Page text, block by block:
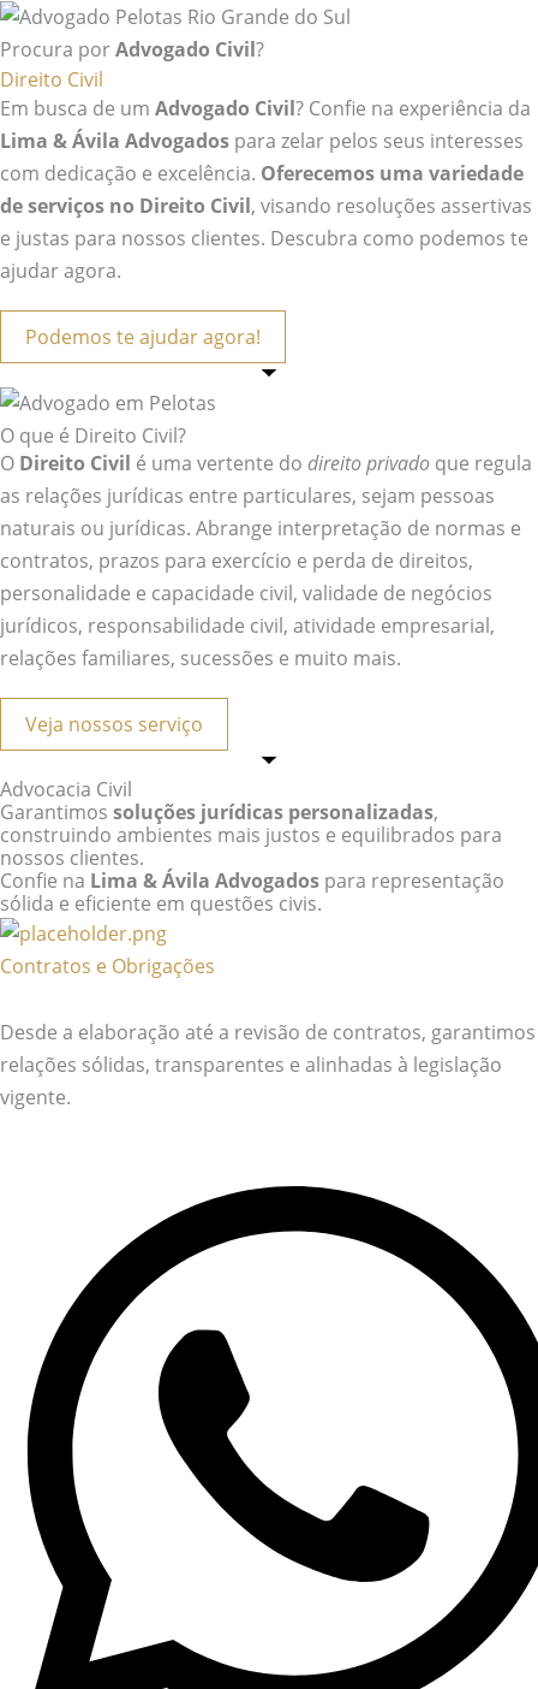
Procura porAdvogado Civil?
Direito Civil
Em busca de um Advogado Civil? Confie na experiência da
Lima & Ávila Advogados para zelar pelos seus interesses
com dedicação e excelência. Oferecemos uma variedade
de serviços no Direito Civil, visando resoluções assertivas
e justas para nossos clientes. Descubra como podemos te
ajudar agora.
Podemos te ajudar agora!
O que é Direito Civil?
O Direito Civil é uma vertente do direito privado que regula
as relações jurídicas entre particulares, sejam pessoas
naturais ou jurídicas. Abrange interpretação de normas e
contratos, prazos para exercício e perda de direitos,
personalidade e capacidade civil, validade de negócios
jurídicos, responsabilidade civil, atividade empresarial,
relações familiares, sucessões e muito mais.
Veja nossos serviço
Advocacia Civil
Garantimos soluções jurídicas personalizadas,
construindo ambientes mais justos e equilibrados para
nossos clientes.
Confie na Lima & Ávila Advogados para representação
sólida e eficiente em questões civis.
Contratos e Obrigações
Desde a elaboração até a revisão de contratos, garantimos
relações sólidas, transparentes e alinhadas à legislação
vigente.